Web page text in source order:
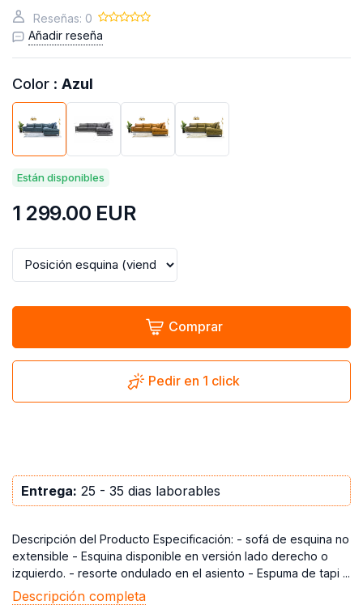
Reseñas: 0
Añadir reseña
Color : Azul
Están disponibles
1 299.00 EUR
Comprar
Pedir en 1 click
Entrega: 25 - 35 dias laborables
Descripción del Producto Especificación: - sofá de esquina no
extensible - Esquina disponible en versión lado derecho o
izquierdo. - resorte ondulado en el asiento - Espuma de tapi ...
Descripción completa